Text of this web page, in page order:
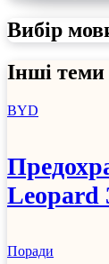
Вибір
Інші теми
BYD
Leopard
Поради